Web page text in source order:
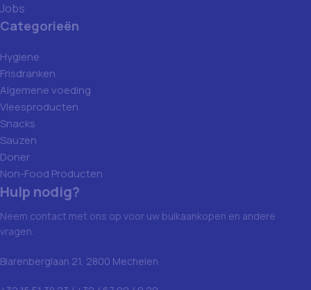
Jobs
Categorieën
Hygiene
Frisdranken
Algemene voeding
Vleesproducten
Snacks
Sauzen
Doner
Non-Food Producten
Hulp nodig?
Neem contact met ons op voor uw bulkaankopen en andere
vragen.
Blarenberglaan 21, 2800 Mechelen